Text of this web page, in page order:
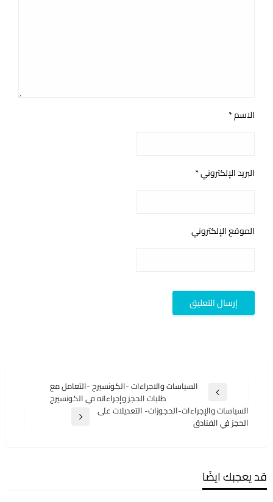
الاسم*
البريد الإلكتروني*
الموقع الإلكتروني
المقالات
المقالة
السابقة
السياسات والاجراءات -الكونسيرج -التعامل مع
طلبات الحجز وإجراءاته في الكونسيرج
المقالة
السياسات والإجراءات-الحجوزات- التعديلات على
الحجز في الفنادق
قد يعجبك ايضًا